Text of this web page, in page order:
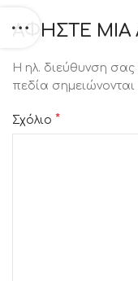
ΑΦΉΣΤΕ
Η ηλ. διεύθυνση σας
πεδία σημειώνονται
Σχόλιο *